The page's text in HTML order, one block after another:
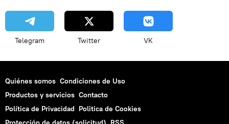
Telegram Twitter VK
Quiénes somos Condiciones de Uso
Productos y servicios Contacto
Política de Privacidad Politica de Cookies